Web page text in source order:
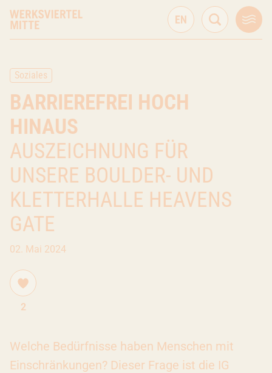
Soziales
BARRIEREFREI HOCH
HINAUS
AUSZEICHNUNG FÜR
UNSERE BOULDER- UND
KLETTERHALLE HEAVENS
GATE
02. Mai 2024
2
Welche Bedürfnisse haben Menschen mit
Einschränkungen? Dieser Frage ist die IG